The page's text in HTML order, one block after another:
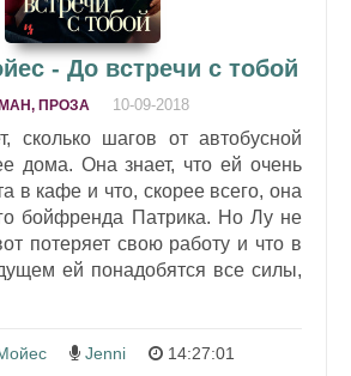
- До встречи с тобой
ПРОЗА 10-09-2018
сколько шагов от автобусной
дома. Она знает, что ей очень
в кафе и что, скорее всего, она
бойфренда Патрика. Но Лу не
потеряет свою работу и что в
ей понадобятся все силы,
Jenni 14:27:01